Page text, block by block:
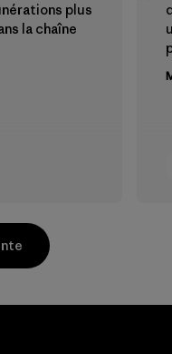
plus
la chaîne